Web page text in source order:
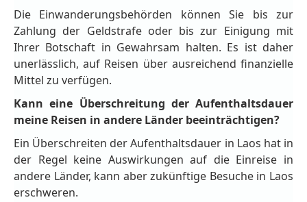
Die Einwanderungsbehörden können Sie bis zur
Zahlung der Geldstrafe oder bis zur Einigung mit
Ihrer Botschaft in Gewahrsam halten. Es ist daher
unerlässlich, auf Reisen über ausreichend finanzielle
Mittel zu verfügen.
Kann eine Überschreitung der Aufenthaltsdauer
meine Reisen in andere Länder beeinträchtigen?
Ein Überschreiten der Aufenthaltsdauer in Laos hat in
der Regel keine Auswirkungen auf die Einreise in
andere Länder, kann aber zukünftige Besuche in Laos
erschweren.